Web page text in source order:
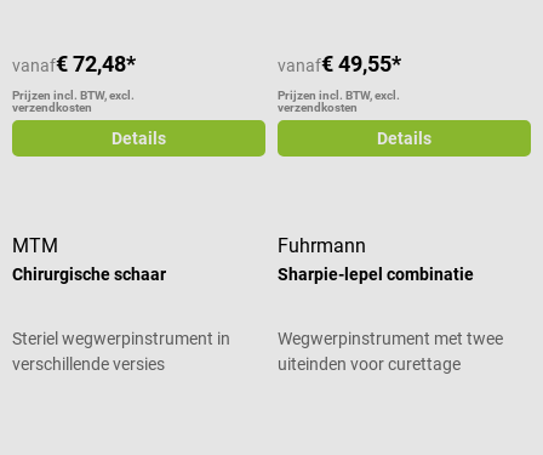
vanaf€ 72,48*
Prijzen incl. BTW, excl.
verzendkosten
Details
vanaf€ 49,55*
Prijzen incl. BTW, excl.
verzendkosten
Details
MTM
Chirurgische schaar
Steriel wegwerpinstrument in
verschillende versies
Fuhrmann
Sharpie-lepel combinatie
Wegwerpinstrument met twee
uiteinden voor curettage